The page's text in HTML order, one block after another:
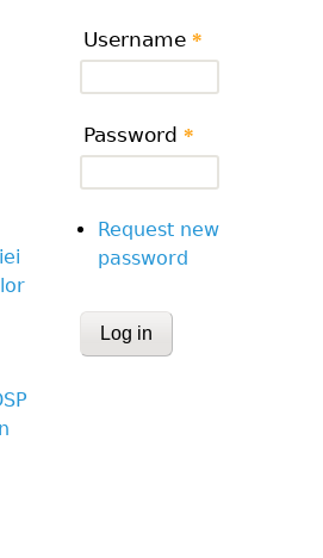
Username *
Password *
Request new
password
CAPTCHA